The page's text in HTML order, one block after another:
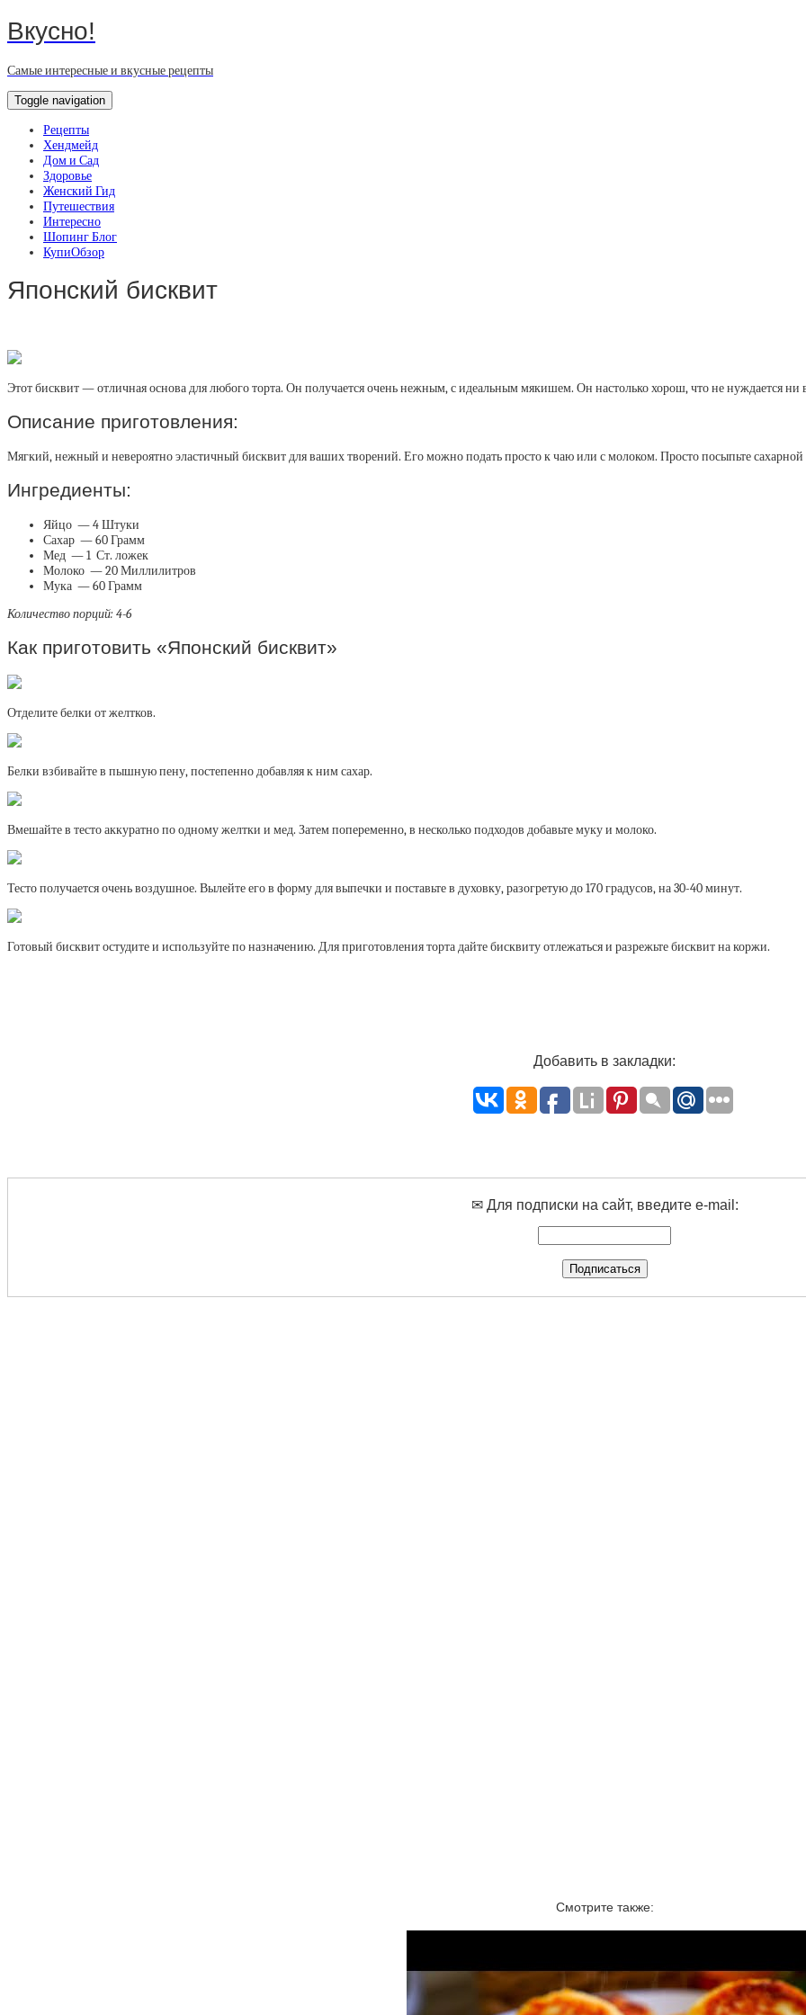
Вкусно!
Самые интересные и вкусные рецепты
Toggle navigation
Рецепты
Хендмейд
Дом и Сад
Здоровье
Женский Гид
Путешествия
Интересно
Шопинг Блог
КупиОбзор
Японский бисквит
Этот бисквит — отличная основа для любого торта. Он получается очень нежным, с идеальным мякишем. Он настолько хорош, что не нуждается
Описание приготовления:
Мягкий, нежный и невероятно эластичный бисквит для ваших творений. Его можно подать просто к чаю или с молоком. Просто посыпьте
Ингредиенты:
Яйцо — 4 Штуки
Сахар — 60 Грамм
Мед — 1 Ст. ложек
Молоко — 20 Миллилитров
Мука — 60 Грамм
Количество порций: 4-6
Как приготовить «Японский бисквит»
Отделите белки от желтков.
Белки взбивайте в пышную пену, постепенно добавляя к ним сахар.
Вмешайте в тесто аккуратно по одному желтки и мед. Затем попеременно, в несколько подходов добавьте муку и молоко.
Тесто получается очень воздушное. Вылейте его в форму для выпечки и поставьте в духовку, разогретую до 170 градусов, на 30-40 минут.
Готовый бисквит остудите и используйте по назначению. Для приготовления торта дайте бисквиту отлежаться и разрежьте бисквит на коржи.
Добавить в закладки:
✉ Для подписки на сайт, введите e-mail:
Смотрите также: